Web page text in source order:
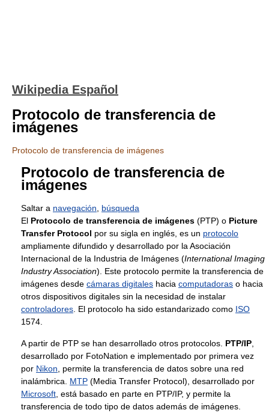
Wikipedia Español
Protocolo de transferencia de
imágenes
Protocolo de transferencia de imágenes
Protocolo de transferencia de
imágenes
Saltar a navegación
búsqueda
El Protocolo de transferencia de imágenes (PTP) o Picture
Transfer Protocol por su sigla en inglés, es un protocolo
ampliamente difundido y desarrollado por la Asociación
Internacional de la Industria de Imágenes (International Imaging
Industry Association). Este protocolo permite la transferencia de
imágenes desde cámaras digitales hacia computadoras o hacia
otros dispositivos digitales sin la necesidad de instalar
controladores . El protocolo ha sido estandarizado como ISO
1574.
A partir de PTP se han desarrollado otros protocolos. PTP/IP
desarrollado por FotoNation e implementado por primera vez
por Nikon , permite la transferencia de datos sobre una red
inalámbrica. MTP (Media Transfer Protocol), desarrollado por
Microsoft , está basado en parte en PTP/IP, y permite la
transferencia de todo tipo de datos además de imágenes.